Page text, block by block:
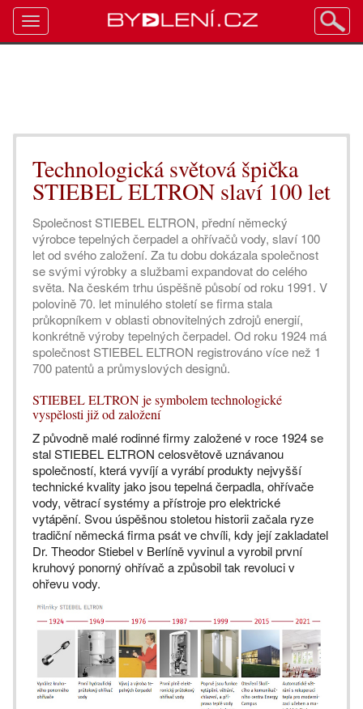
Technologická světová špička
STIEBEL ELTRON slaví 100 let
Společnost STIEBEL ELTRON, přední německý
výrobce tepelných čerpadel a ohřívačů vody, slaví 100
let od svého založení. Za tu dobu dokázala společnost
se svými výrobky a službami expandovat do celého
světa. Na českém trhu úspěšně působí od roku 1991. V
polovině 70. let minulého století se firma stala
průkopníkem v oblasti obnovitelných zdrojů energií,
konkrétně výroby tepelných čerpadel. Od roku 1924 má
společnost STIEBEL ELTRON registrováno více než 1
700 patentů a průmyslových designů.
STIEBEL ELTRON je symbolem technologické
vyspělosti již od založení
Z původně malé rodinné firmy založené v roce 1924 se
stal STIEBEL ELTRON celosvětově uznávanou
společností, která vyvíjí a vyrábí produkty nejvyšší
technické kvality jako jsou tepelná čerpadla, ohřívače
vody, větrací systémy a přístroje pro elektrické
vytápění. Svou úspěšnou stoletou historii začala ryze
tradiční německá firma psát ve chvíli, kdy její zakladatel
Dr. Theodor Stiebel v Berlíně vyvinul a vyrobil první
kruhový ponorný ohřívač a způsobil tak revoluci v
ohřevu vody.
Toggle
navigation